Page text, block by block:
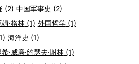
(2) 中国军事史 (2)
·格林(1) 外国哲学(1)
海洋史 (1)
·威廉·约瑟夫·谢林(1)